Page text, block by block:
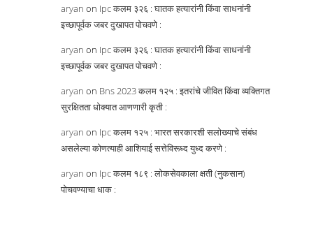
aryan on Ipc कलम ३२६ : घातक हत्यारांनी किंवा साधनांनी
इच्छापूर्वक जबर दुखापत पोचवणे :
aryan on Ipc कलम ३२६ : घातक हत्यारांनी किंवा साधनांनी
इच्छापूर्वक जबर दुखापत पोचवणे :
aryan on Bns 2023 कलम १२५ : इतरांचे जीवित किंवा व्यक्तिगत
सुरक्षितता धोक्यात आणणारी कृती :
aryan on Ipc कलम १२५ : भारत सरकारशी सलोख्याचे संबंध
असलेल्या कोणत्याही आशियाई सत्तेविरूध्द युध्द करणे :
aryan on Ipc कलम १८९ : लोकसेवकाला क्षती (नुकसान)
पोचवण्याचा धाक :